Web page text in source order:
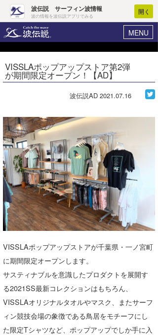
波伝説 サーフィン波情報
波の情報を波伝説アプリでみる
開く
MENU
ヘルプ マイホーム
ログイン
WAVE HUNTER 波予想ツール
気象情報
ニュース
サーフィンエリアガイド
会員メニュー
今月のプレゼント
VISSLAポップアップストア第2弾
が期間限定オープン！【AD】
波伝説AD 2021.07.16
VISSLAポップアップストアが千葉県・一ノ宮町
に期間限定オープンします。
サスティナブルを意識したプロダクトを展開す
る2021SS最新コレクションはもちろん、
VISSLAオリジナルタオルやマスク、またサーフ
ィン競技会場の象徴である鳥居をモチーフにし
た限定Tシャツなど、ポップアップでしか手に入
Core Surf Japan
アート＆エンタメ
コラム
トラベル
ショップ情報
ショップ情報
湘南
千葉北
千葉南
四国
ウラナミ
お知らせ
その他
ルール＆How to
VOTE!
サーファーズ